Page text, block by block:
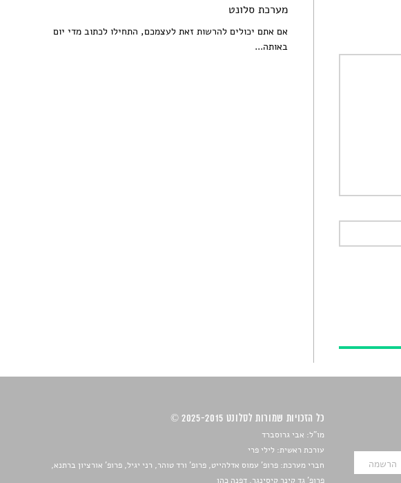
מערכת סלונט
אם אתם יכולים להרשות זאת לעצמכם, התחילו לכתוב מדי יום
באותה...
כל הזכויות שמורות לסלונט 2025-2015 ©
מו"ל: אבי גרוסברד
עורכת ראשית: לילי פרי
חברי מערכת: פרופ' עמוס אדלהייט, פרופ' ורד טוהר, רני יגיל, פרופ' אורציון ברתנא,
פרופ' גד קינר קיסינגר, דפנה כהן